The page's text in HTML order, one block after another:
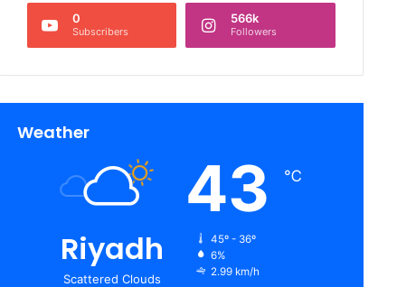
0
Subscribers
566k
Followers
Weather
Riyadh
Scattered Clouds
43 ℃
45º - 36º
6%
2.99 km/h